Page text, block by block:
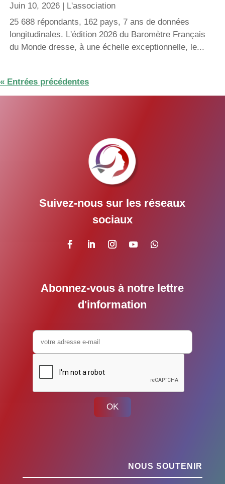
Juin 10, 2026
L'association
25 688 répondants, 162 pays, 7 ans de données
longitudinales. L'édition 2026 du Baromètre Français
du Monde dresse, à une échelle exceptionnelle, le...
« Entrées précédentes
Suivez-nous sur les réseaux
sociaux
Abonnez-vous à notre lettre
d'information
OK
NOUS SOUTENIR